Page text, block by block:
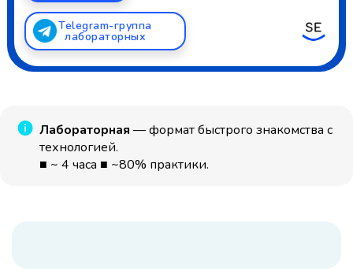
Telegram-группа
лабораторных
Лабораторная — формат быстрого знакомства с
технологией.
■ ~ 4 часа ■ ~80% практики.